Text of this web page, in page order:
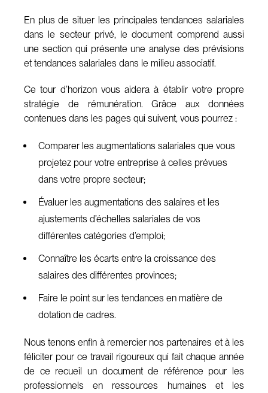
En plus de situer les principales tendances salariales
dans le secteur privé, le document comprend aussi
une section qui présente une analyse des prévisions
et tendances salariales dans le milieu associatif.
Ce tour d’horizon vous aidera à établir votre propre
stratégie de rémunération. Grâce aux données
contenues dans les pages qui suivent, vous pourrez :
Comparer les augmentations salariales que vous
projetez pour votre entreprise à celles prévues
dans votre propre secteur;
Évaluer les augmentations des salaires et les
ajustements d’échelles salariales de vos
différentes catégories d’emploi;
Connaître les écarts entre la croissance des
salaires des différentes provinces;
Faire le point sur les tendances en matière de
dotation de cadres.
Nous tenons enfin à remercier nos partenaires et à les
féliciter pour ce travail rigoureux qui fait chaque année
de ce recueil un document de référence pour les
professionnels en ressources humaines et les